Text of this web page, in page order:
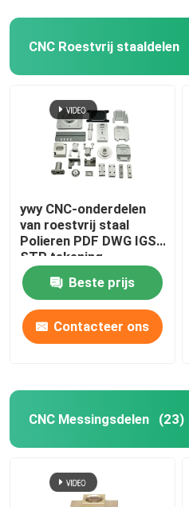
CNC Roestvrij staaldelen
ywy CNC-onderdelen
van roestvrij staal
Polieren PDF DWG IGS
STP tekening
Beste prijs
Contacteer ons
CNC Messingsdelen (23)